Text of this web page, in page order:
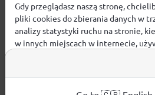
ŚREDNIA OCENA:
Nie ma jeszcze żadnej
Gdy przeglądasz naszą stronę,
pliki cookies do zbierania danych w
analizy statystyki ruchu na stronie,
w innych miejscach w internecie,
używanych plików cookies.
Aby dowiedzieć się więcej o plikach